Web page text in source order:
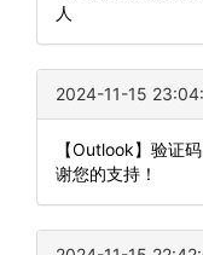
人
2024-11-15
【Outlook】验证
谢您的支持！